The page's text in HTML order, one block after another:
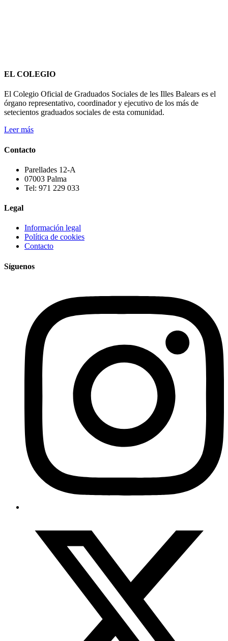
EL COLEGIO
El Colegio Oficial de Graduados Sociales de les Illes Balears es el
órgano representativo, coordinador y ejecutivo de los más de
setecientos graduados sociales de esta comunidad.
Leer más
Contacto
Parellades 12-A
07003 Palma
Tel: 971 229 033
Legal
Información legal
Política de cookies
Contacto
Síguenos